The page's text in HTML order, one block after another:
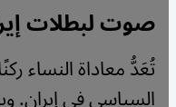
صوت لبطلات
تُعَدُّ معاداة النساء